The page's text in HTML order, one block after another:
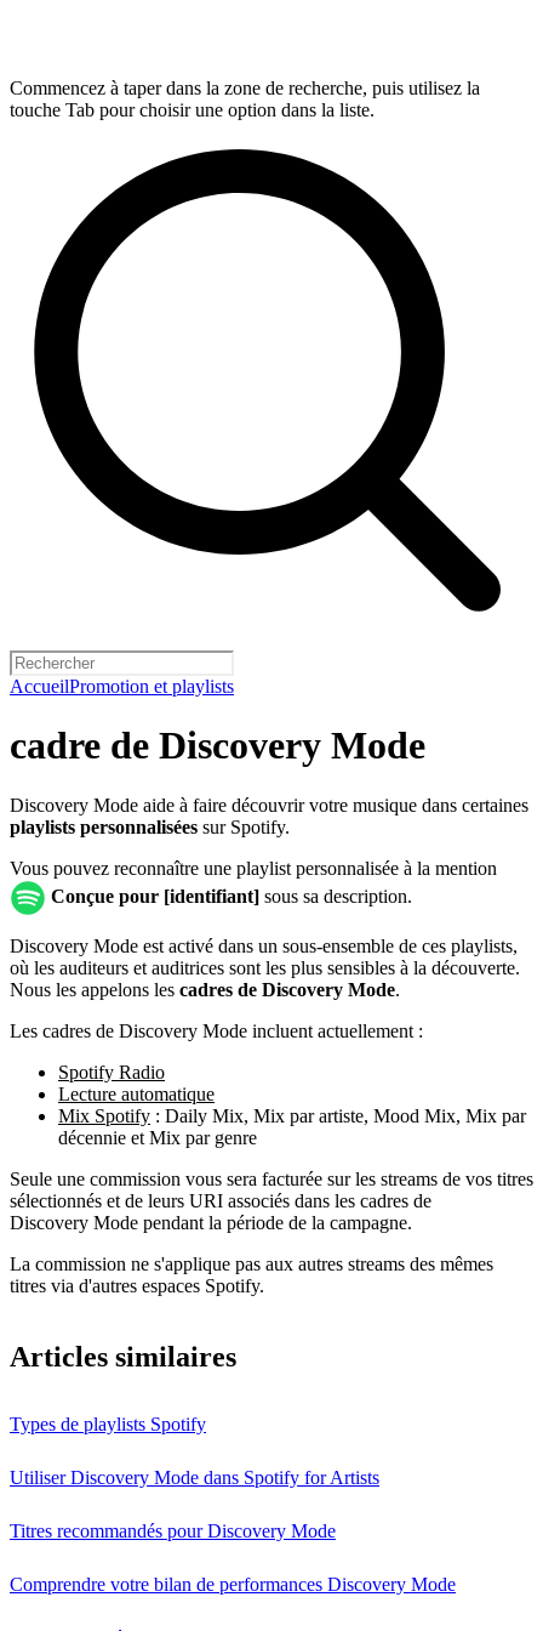
Commencez à taper dans la zone de recherche, puis utilisez la
touche Tab pour choisir une option dans la liste.
AccueilPromotion et playlists
cadre de Discovery Mode
Discovery Mode aide à faire découvrir votre musique dans certaines
playlists personnalisées sur Spotify.
Vous pouvez reconnaître une playlist personnalisée à la mention
Conçue pour [identifiant] sous sa description.
Discovery Mode est activé dans un sous-ensemble de ces playlists,
où les auditeurs et auditrices sont les plus sensibles à la découverte.
Nous les appelons les cadres de Discovery Mode.
Les cadres de Discovery Mode incluent actuellement :
Spotify Radio
Lecture automatique
Mix Spotify : Daily Mix, Mix par artiste, Mood Mix, Mix par
décennie et Mix par genre
Seule une commission vous sera facturée sur les streams de vos titres
sélectionnés et de leurs URI associés dans les cadres de
Discovery Mode pendant la période de la campagne.
La commission ne s'applique pas aux autres streams des mêmes
titres via d'autres espaces Spotify.
Articles similaires
Types de playlists Spotify
Utiliser Discovery Mode dans Spotify for Artists
Titres recommandés pour Discovery Mode
Comprendre votre bilan de performances Discovery Mode